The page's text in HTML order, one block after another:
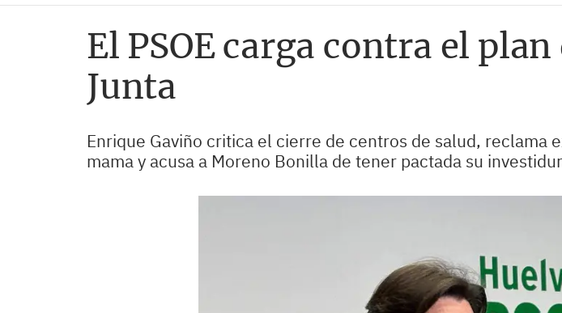
El PSOE carga contra el
Junta
Enrique Gaviño critica el cierre de centros de salud, reclama
mama y acusa a Moreno Bonilla de tener pactada su